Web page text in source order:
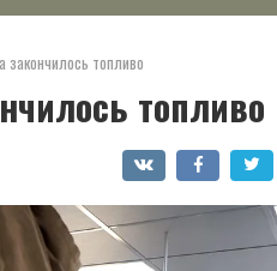
закончилось топливо
топливо